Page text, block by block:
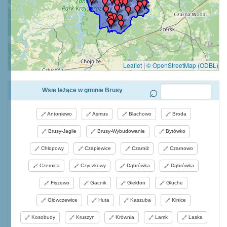
Leaflet | © OpenStreetMap (ODBL)
Wsie leżące w gminie Brusy
Antoniewo Asmus Blachowo Broda
Brusy-Jaglie Brusy-Wybudowanie Bytówko
Chłopowy Czapiewice Czarniż Czarnowo
Czernica Czyczkowy Dąbrówka Dąbrówka
Fiszewo Gacnik Giełdon Głuche
Główczewice Huta Kaszuba Kinice
Kosobudy Kruszyn Krównia Lamk Laska